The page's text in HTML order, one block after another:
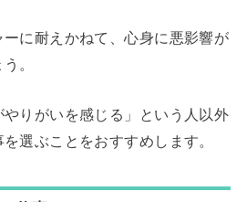
に耐えかねて、心身に悪影響が
。
やりがいを感じる」という人以外
選ぶことをおすすめします。